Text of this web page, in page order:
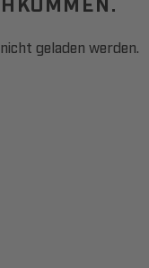
geladen werden.